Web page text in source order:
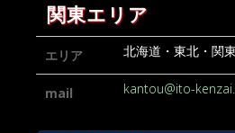
関東エリア
エリア 北海道・東北・関
mail kantou@ito-